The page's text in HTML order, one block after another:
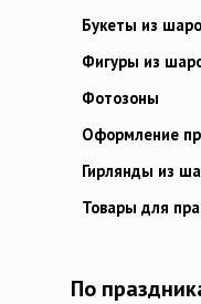
Букеты из
Фигуры из
Фотозоны
Оформление
Гирлянды из
Товары для
По